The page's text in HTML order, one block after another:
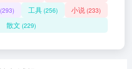
(293) 工具(256) 小说 (233)
散文 (229)